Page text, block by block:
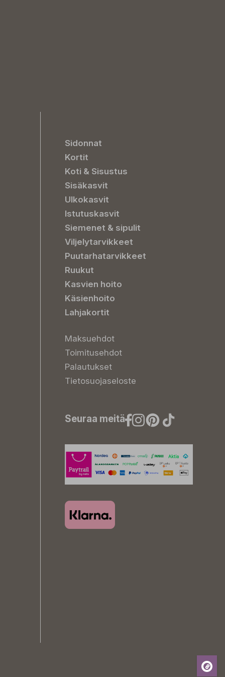
Sidonnat
Kortit
Koti & Sisustus
Sisäkasvit
Ulkokasvit
Istutuskasvit
Siemenet & sipulit
Viljelytarvikkeet
Puutarhatarvikkeet
Ruukut
Kasvien hoito
Käsienhoito
Lahjakortit
Maksuehdot
Toimitusehdot
Palautukset
Tietosuojaseloste
Seuraa meitä